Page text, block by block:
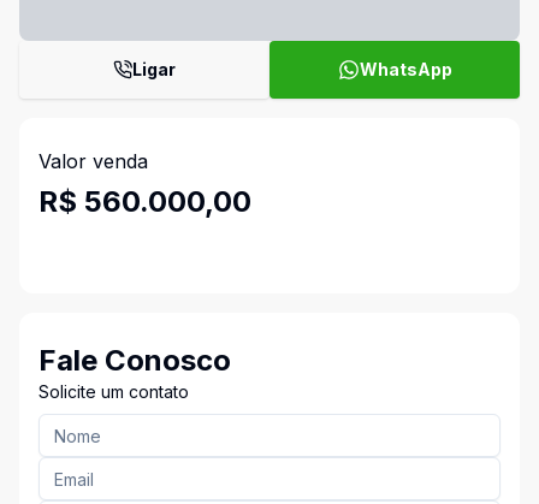
Ligar WhatsApp
Valor venda
R$ 560.000,00
Fale Conosco
Solicite um contato